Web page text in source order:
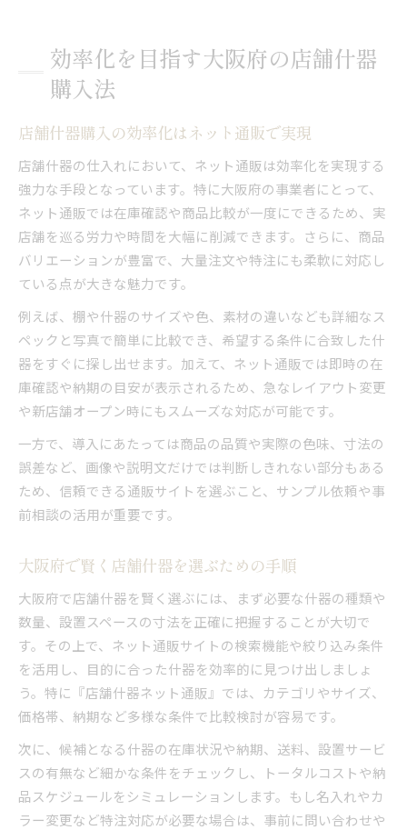
効率化を目指す大阪府の店舗什器
購入法
店舗什器購入の効率化はネット通販で実現
店舗什器の仕入れにおいて、ネット通販は効率化を実現する
強力な手段となっています。特に大阪府の事業者にとって、
ネット通販では在庫確認や商品比較が一度にできるため、実
店舗を巡る労力や時間を大幅に削減できます。さらに、商品
バリエーションが豊富で、大量注文や特注にも柔軟に対応し
ている点が大きな魅力です。
例えば、棚や什器のサイズや色、素材の違いなども詳細なス
ペックと写真で簡単に比較でき、希望する条件に合致した什
器をすぐに探し出せます。加えて、ネット通販では即時の在
庫確認や納期の目安が表示されるため、急なレイアウト変更
や新店舗オープン時にもスムーズな対応が可能です。
一方で、導入にあたっては商品の品質や実際の色味、寸法の
誤差など、画像や説明文だけでは判断しきれない部分もある
ため、信頼できる通販サイトを選ぶこと、サンプル依頼や事
前相談の活用が重要です。
大阪府で賢く店舗什器を選ぶための手順
大阪府で店舗什器を賢く選ぶには、まず必要な什器の種類や
数量、設置スペースの寸法を正確に把握することが大切で
す。その上で、ネット通販サイトの検索機能や絞り込み条件
を活用し、目的に合った什器を効率的に見つけ出しましょ
う。特に『店舗什器ネット通販』では、カテゴリやサイズ、
価格帯、納期など多様な条件で比較検討が容易です。
次に、候補となる什器の在庫状況や納期、送料、設置サービ
スの有無など細かな条件をチェックし、トータルコストや納
品スケジュールをシミュレーションします。もし名入れやカ
ラー変更など特注対応が必要な場合は、事前に問い合わせや